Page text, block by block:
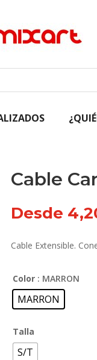
Cable
Desde
Cable Extensible.
Color : MARRON
MARRON
Talla
S/T